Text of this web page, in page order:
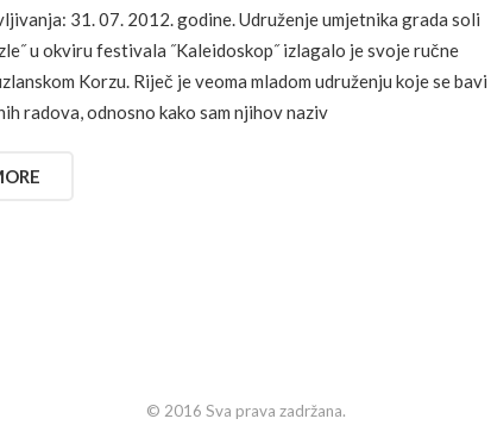
31. 07. 2012. godine. Udruženje umjetnika grada soli
u okviru festivala ˝Kaleidoskop˝ izlagalo je svoje ručne
Korzu. Riječ je veoma mladom udruženju koje se bavi
radova, odnosno kako sam njihov naziv
© 2016 Sva prava zadržana.